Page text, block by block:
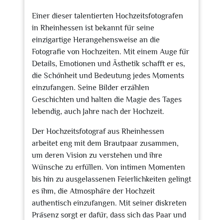
Einer dieser talentierten Hochzeitsfotografen
in Rheinhessen ist bekannt für seine
einzigartige Herangehensweise an die
Fotografie von Hochzeiten. Mit einem Auge für
Details, Emotionen und Ästhetik schafft er es,
die Schönheit und Bedeutung jedes Moments
einzufangen. Seine Bilder erzählen
Geschichten und halten die Magie des Tages
lebendig, auch Jahre nach der Hochzeit.
Der Hochzeitsfotograf aus Rheinhessen
arbeitet eng mit dem Brautpaar zusammen,
um deren Vision zu verstehen und ihre
Wünsche zu erfüllen. Von intimen Momenten
bis hin zu ausgelassenen Feierlichkeiten gelingt
es ihm, die Atmosphäre der Hochzeit
authentisch einzufangen. Mit seiner diskreten
Präsenz sorgt er dafür, dass sich das Paar und